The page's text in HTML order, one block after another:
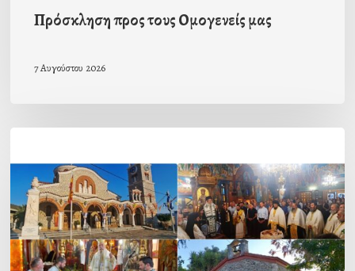
Πρόσκληση προς τους Ομογενείς μας
7 Αυγούστου 2026
εορτή
της
Μεταμορφώσεως
του
Σωτήρος